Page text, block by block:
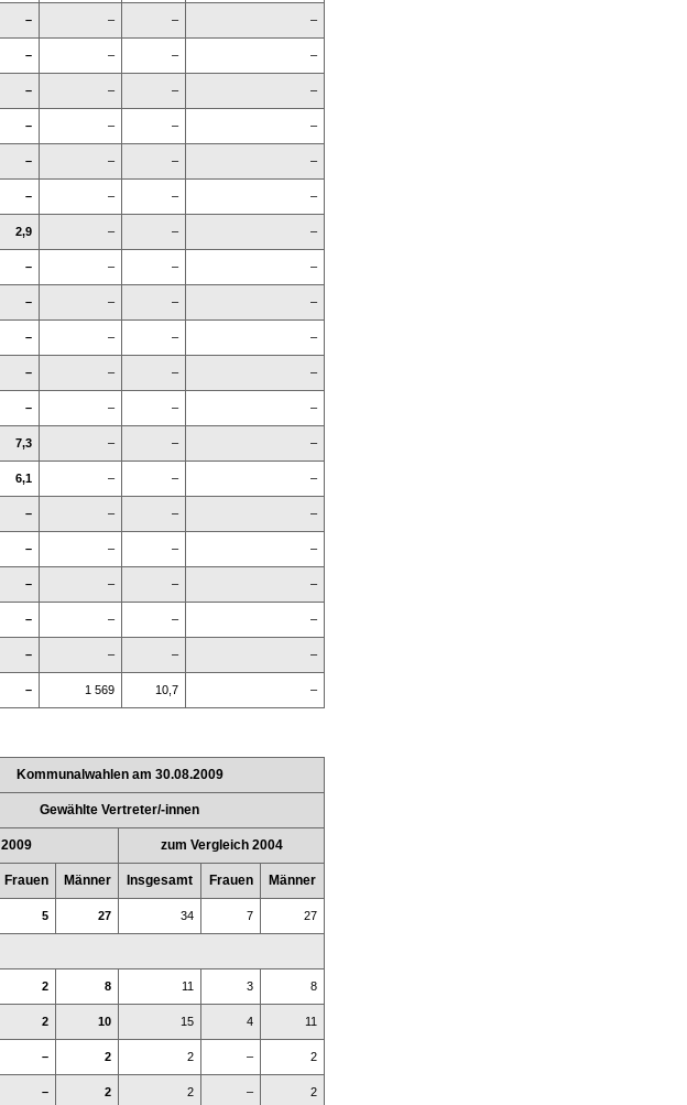
– – – –
– – – –
– – – –
– – – –
– – – –
– – – –
2,9 – – –
– – – –
– – – –
– – – –
– – – –
– – – –
7,3 – – –
6,1 – – –
– – – –
– – – –
– – – –
– – – –
– – – –
– 1 569 10,7 –
Kommunalwahlen am 30.08.2009
Gewählte Vertreter/-innen
2009 zum Vergleich 2004
Frauen Männer Insgesamt Frauen Männer
5 27 34 7 27
2 8 11 3 8
2 10 15 4 11
– 2 2 – 2
– 2 2 – 2